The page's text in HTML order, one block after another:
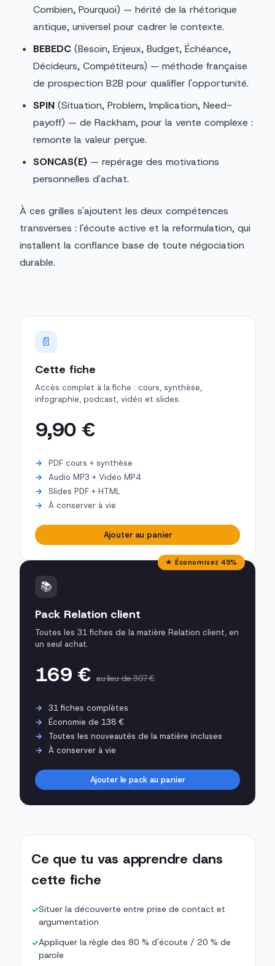
Combien, Pourquoi) — hérité de la rhétorique
antique, universel pour cadrer le contexte.
BEBEDC (Besoin, Enjeux, Budget, Échéance,
Décideurs, Compétiteurs) — méthode française
de prospection B2B pour qualifier l'opportunité.
SPIN (Situation, Problem, Implication, Need-
payoff) — de Rackham, pour la vente complexe :
remonte la valeur perçue.
SONCAS(E) — repérage des motivations
personnelles d'achat.
À ces grilles s'ajoutent les deux compétences
transverses : l'écoute active et la reformulation, qui
installent la confiance base de toute négociation
durable.
📄
Cette fiche
Accès complet à la fiche : cours, synthèse,
infographie, podcast, vidéo et slides.
9,90 €
PDF cours + synthèse
Audio MP3 + Vidéo MP4
Slides PDF + HTML
À conserver à vie
Ajouter au panier
★ Économisez 45%
📚
Pack Relation client
Toutes les 31 fiches de la matière Relation client, en
un seul achat.
169 €au lieu de 307 €
31 fiches complètes
Économie de 138 €
Toutes les nouveautés de la matière incluses
À conserver à vie
Ajouter le pack au panier
Ce que tu vas apprendre dans
cette fiche
✓Situer la découverte entre prise de contact et
argumentation
✓Appliquer la règle des 80 % d'écoute / 20 % de
parole